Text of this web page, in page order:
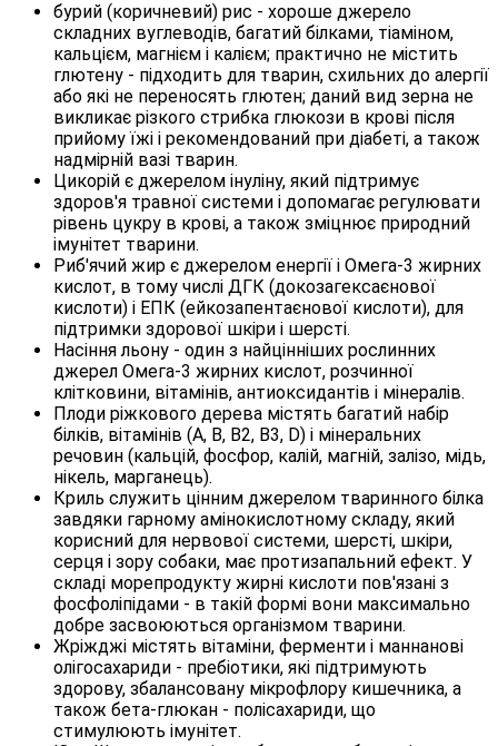
бурий (коричневий) рис - хороше джерело
складних вуглеводів, багатий білками, тіаміном,
кальцієм, магнієм і калієм; практично не містить
глютену - підходить для тварин, схильних до алергії
або які не переносять глютен; даний вид зерна не
викликає різкого стрибка глюкози в крові після
прийому їжі і рекомендований при діабеті, а також
надмірній вазі тварин.
Цикорій є джерелом інуліну, який підтримує
здоров'я травної системи і допомагає регулювати
рівень цукру в крові, а також зміцнює природний
імунітет тварини.
Риб'ячий жир є джерелом енергії і Омега-3 жирних
кислот, в тому числі ДГК (докозагексаєнової
кислоти) і ЕПК (ейкозапентаєнової кислоти), для
підтримки здорової шкіри і шерсті.
Насіння льону - один з найцінніших рослинних
джерел Омега-3 жирних кислот, розчинної
клітковини, вітамінів, антиоксидантів і мінералів.
Плоди ріжкового дерева містять багатий набір
білків, вітамінів (А, В, В2, В3, D) і мінеральних
речовин (кальцій, фосфор, калій, магній, залізо, мідь,
нікель, марганець).
Криль служить цінним джерелом тваринного білка
завдяки гарному амінокислотному складу, який
корисний для нервової системи, шерсті, шкіри,
серця і зору собаки, має протизапальний ефект. У
складі морепродукту жирні кислоти пов'язані з
фосфоліпідами - в такій формі вони максимально
добре засвоюються організмом тварини.
Жріжджі містять вітаміни, ферменти і маннанові
олігосахариди - пребіотики, які підтримують
здорову, збалансовану мікрофлору кишечника, а
також бета-глюкан - полісахариди, що
стимулюють імунітет.